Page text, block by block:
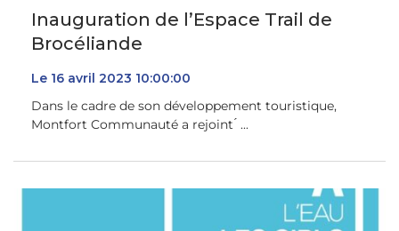
Inauguration de l’Espace Trail de
Brocéliande
Le 16 avril 2023 10:00:00
Dans le cadre de son développement touristique,
Montfort Communauté a rejoint ́ ...